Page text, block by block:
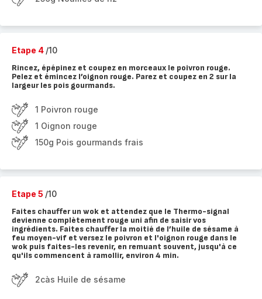
Etape 4 /10
Rincez, épépinez et coupez en morceaux le poivron rouge.
Pelez et émincez l’oignon rouge. Parez et coupez en 2 sur la
largeur les pois gourmands.
1 Poivron rouge
1 Oignon rouge
150g Pois gourmands frais
Etape 5 /10
Faites chauffer un wok et attendez que le Thermo-signal
devienne complètement rouge uni afin de saisir vos
ingrédients. Faites chauffer la moitié de l’huile de sésame à
feu moyen-vif et versez le poivron et l'oignon rouge dans le
wok puis faites-les revenir, en remuant souvent, jusqu'à ce
qu'ils commencent à ramollir, environ 4 min.
2càs Huile de sésame